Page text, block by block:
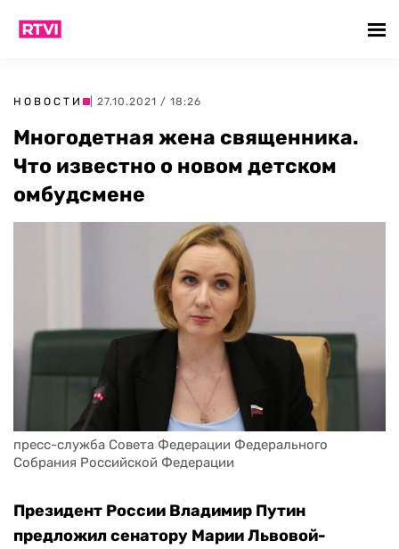
НОВОСТИ | 27.10.2021 / 18:26
Многодетная жена священника.
Что известно о новом детском
омбудсмене
пресс-служба Совета Федерации Федерального
Собрания Российской Федерации
Президент России Владимир Путин
предложил сенатору Марии Львовой-